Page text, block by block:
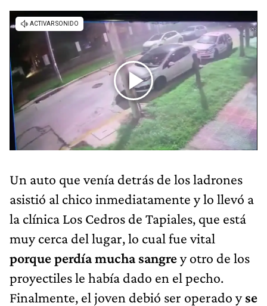
Un auto que venía detrás de los ladrones
asistió al chico inmediatamente y lo llevó a
la clínica Los Cedros de Tapiales, que está
muy cerca del lugar, lo cual fue vital
porque perdía mucha sangrey otro de los
proyectiles le había dado en el pecho.
Finalmente, el joven debió ser operado yse